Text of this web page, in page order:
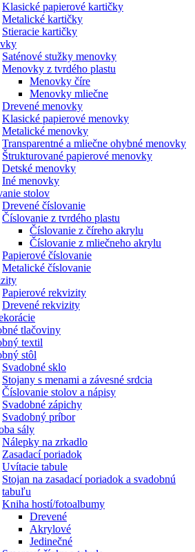
Klasické papierové kartičky
Metalické kartičky
Stieracie kartičky
Saténové stužky menovky
Menovky z tvrdého plastu
Menovky číre
Menovky mliečne
Drevené menovky
Klasické papierové menovky
Metalické menovky
Transparentné a mliečne ohybné menovky
Štrukturované papierové menovky
Detské menovky
Iné menovky
stolov
Drevené číslovanie
Číslovanie z tvrdého plastu
Číslovanie z číreho akrylu
Číslovanie z mliečneho akrylu
Papierové číslovanie
Metalické číslovanie
Papierové rekvizity
Drevené rekvizity
tlačoviny
textil
stôl
Svadobné sklo
Stojany s menami a závesné srdcia
Číslovanie stolov a nápisy
Svadobné zápichy
Svadobný príbor
sály
Nálepky na zrkadlo
Zasadací poriadok
Uvítacie tabule
Stojan na zasadací poriadok a svadobnú
tabuľu
Kniha hostí/fotoalbumy
Drevené
Akrylové
Jedinečné